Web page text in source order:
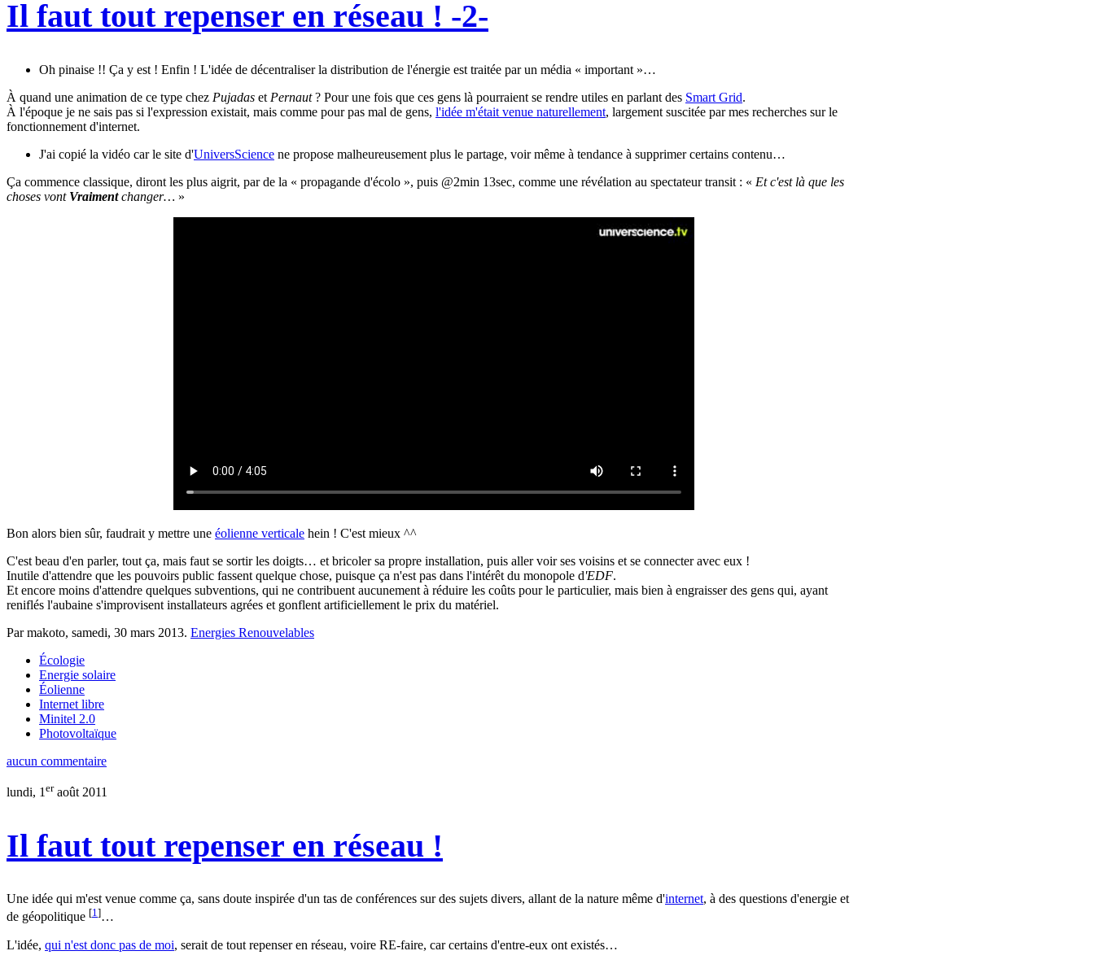
Il faut tout repenser en réseau ! -2-
Oh pinaise !! Ça y est ! Enfin ! L'idée de décentraliser la distribution de l'énergie est traitée par un média « important »…
À quand une animation de ce type chez Pujadas et Pernaut? Pour une fois que ces gens là pourraient se rendre utiles en parlant des Smart Grid.
À l'époque je ne sais pas si l'expression existait, mais comme pour pas mal de gens, l'idée m'était venue naturellement, largement suscitée par mes recherches sur le
fonctionnement d'internet.
J'ai copié la vidéo car le site d'UniversScience ne propose malheureusement plus le partage, voir même à tendance à supprimer certains contenu…
Ça commence classique, diront les plus aigrit, par de la « propagande d'écolo », puis @2min 13sec, comme une révélation au spectateur transit : « Et c'est là que les
choses vont Vraimentchanger… »
Bon alors bien sûr, faudrait y mettre une éolienne verticale hein ! C'est mieux ^^
C'est beau d'en parler, tout ça, mais faut se sortir les doigts… et bricoler sa propre installation, puis aller voir ses voisins et se connecter avec eux !
Inutile d'attendre que les pouvoirs public fassent quelque chose, puisque ça n'est pas dans l'intérêt du monopole d'EDF.
Et encore moins d'attendre quelques subventions, qui ne contribuent aucunement à réduire les coûts pour le particulier, mais bien à engraisser des gens qui, ayant
reniflés l'aubaine s'improvisent installateurs agrées et gonflent artificiellement le prix du matériel.
Par makoto, samedi, 30 mars 2013. Energies Renouvelables
Écologie
Energie solaire
Éolienne
Internet libre
Minitel 2.0
Photovoltaïque
aucun commentaire
lundi, 1 eraoût 2011
Il faut tout repenser en réseau !
Une idée qui m'est venue comme ça, sans doute inspirée d'un tas de conférences sur des sujets divers, allant de la nature même d'internet, à des questions d'energie et
de géopolitique [1]…
L'idée, qui n'est donc pas de moi, serait de tout repenser en réseau, voire RE-faire, car certains d'entre-eux ont existés…